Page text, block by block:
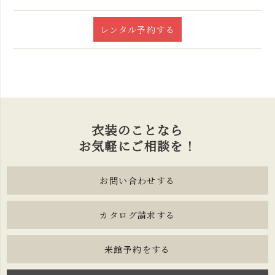
レンタル予約する
衣装のことなら
お気軽にご相談を！
お問い合わせする
カタログ請求する
来館予約をする